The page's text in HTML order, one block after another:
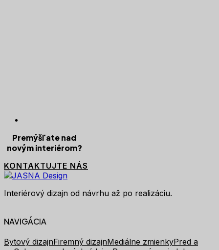
Premýšľate nad
novým interiérom?
KONTAKTUJTE NÁS
Interiérový dizajn od návrhu až po realizáciu.
NAVIGÁCIA
Bytový dizajnFiremný dizajnMediálne zmienkyPred a